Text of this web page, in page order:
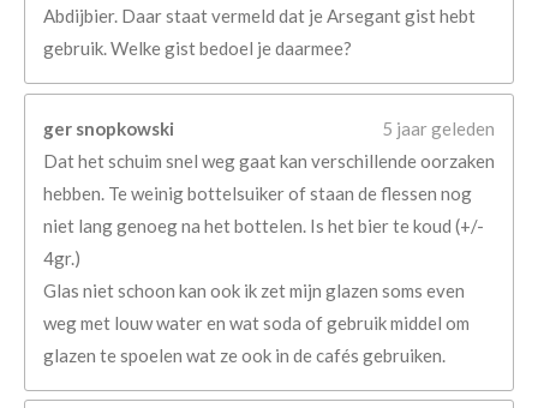
Abdijbier. Daar staat vermeld dat je Arsegant gist hebt
gebruik. Welke gist bedoel je daarmee?
ger snopkowski
5 jaar geleden
Dat het schuim snel weg gaat kan verschillende oorzaken
hebben. Te weinig bottelsuiker of staan de flessen nog
niet lang genoeg na het bottelen. Is het bier te koud (+/-
4gr.)
Glas niet schoon kan ook ik zet mijn glazen soms even
weg met louw water en wat soda of gebruik middel om
glazen te spoelen wat ze ook in de cafés gebruiken.